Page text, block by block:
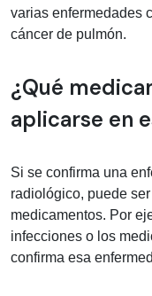
varias enfermedades
cáncer de pulmón.
¿Qué
aplicarse en
Si se confirma una
radiológico, puede
medicamentos. Por
infecciones o los
confirma esa